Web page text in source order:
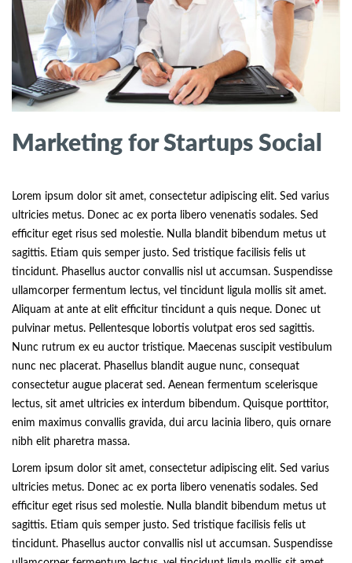
Marketing for Startups Social
Lorem ipsum dolor sit amet, consectetur adipiscing elit. Sed varius
ultricies metus. Donec ac ex porta libero venenatis sodales. Sed
efficitur eget risus sed molestie. Nulla blandit bibendum metus ut
sagittis. Etiam quis semper justo. Sed tristique facilisis felis ut
tincidunt. Phasellus auctor convallis nisl ut accumsan. Suspendisse
ullamcorper fermentum lectus, vel tincidunt ligula mollis sit amet.
Aliquam at ante at elit efficitur tincidunt a quis neque. Donec ut
pulvinar metus. Pellentesque lobortis volutpat eros sed sagittis.
Nunc rutrum ex eu auctor tristique. Maecenas suscipit vestibulum
nunc nec placerat. Phasellus blandit augue nunc, consequat
consectetur augue placerat sed. Aenean fermentum scelerisque
lectus, sit amet ultricies ex interdum bibendum. Quisque porttitor,
enim maximus convallis gravida, dui arcu lacinia libero, quis ornare
nibh elit pharetra massa.
Lorem ipsum dolor sit amet, consectetur adipiscing elit. Sed varius
ultricies metus. Donec ac ex porta libero venenatis sodales. Sed
efficitur eget risus sed molestie. Nulla blandit bibendum metus ut
sagittis. Etiam quis semper justo. Sed tristique facilisis felis ut
tincidunt. Phasellus auctor convallis nisl ut accumsan. Suspendisse